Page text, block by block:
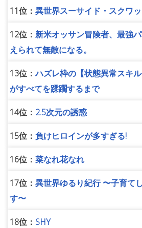
11位： 異世界スーサイド・スクワ
12位： 新米オッサン冒険者、最強
えられて無敵になる。
13位：ハズレ枠の【状態異常スキ
がすべてを蹂躙するまで
14位： 2.5次元の誘惑
15位： 負けヒロインが多すぎる!
16位： 菜なれ花なれ
17位： 異世界ゆるり紀行 〜子育て
す〜
18位： SHY